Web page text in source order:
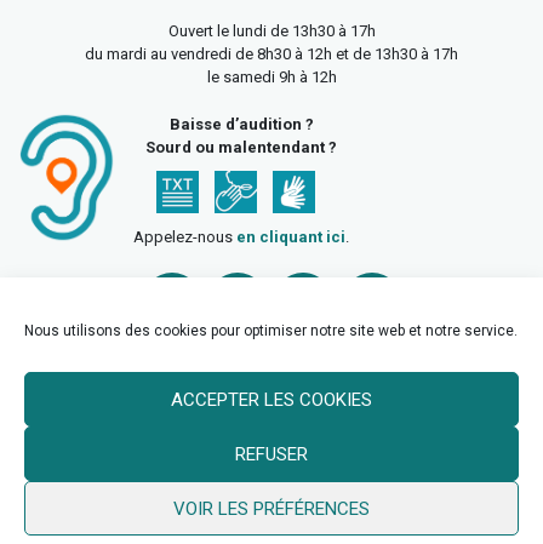
Nous utilisons des cookies pour optimiser notre site web et notre service.
ACCEPTER LES COOKIES
REFUSER
VOIR LES PRÉFÉRENCES
Ouvert le lundi de 13h30 à 17h
du mardi au vendredi de 8h30 à 12h et de 13h30 à 17h
le samedi 9h à 12h
Baisse d’audition ?
Sourd ou malentendant ?
Appelez-nous en cliquant ici.
© 2026 Ville de Billy Berclau —neoweb.fr